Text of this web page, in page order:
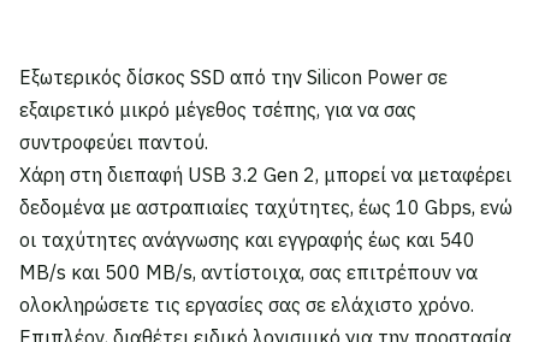
Εξωτερικός δίσκος SSD από την Silicon Power σε
εξαιρετικό μικρό μέγεθος τσέπης, για να σας
συντροφεύει παντού.
Χάρη στη διεπαφή USB 3.2 Gen 2, μπορεί να μεταφέρει
δεδομένα με αστραπιαίες ταχύτητες, έως 10 Gbps, ενώ
οι ταχύτητες ανάγνωσης και εγγραφής έως και 540
MB/s και 500 MB/s, αντίστοιχα, σας επιτρέπουν να
ολοκληρώσετε τις εργασίες σας σε ελάχιστο χρόνο.
Επιπλέον, διαθέτει ειδικό λογισμικό για την προστασία